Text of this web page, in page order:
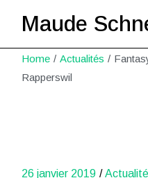
Maude
Home Actualités
Rapperswil
26 janvier 2019